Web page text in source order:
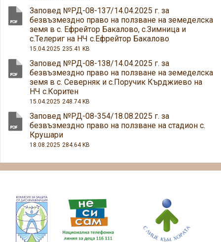
Заповед №РД-08-137/14.04.2025 г. за
безвъзмездно право на ползване на земеделска
земя в с. Ефрейтор Бакалово, с.Зимница и
с.Телериг на НЧ с.Ефрейтор Бакалово
15.04.2025 235.41 KB
Заповед №РД-08-138/14.04.2025 г. за
безвъзмездно право на ползване на земеделска
земя в с. Северняк и с.Поручик Кърджиево на
НЧ с.Коритен
15.04.2025 248.74 KB
Заповед №РД-08-354/18.08.2025 г. за
безвъзмездно право на ползване на стадион с.
Крушари
18.08.2025 284.64 KB